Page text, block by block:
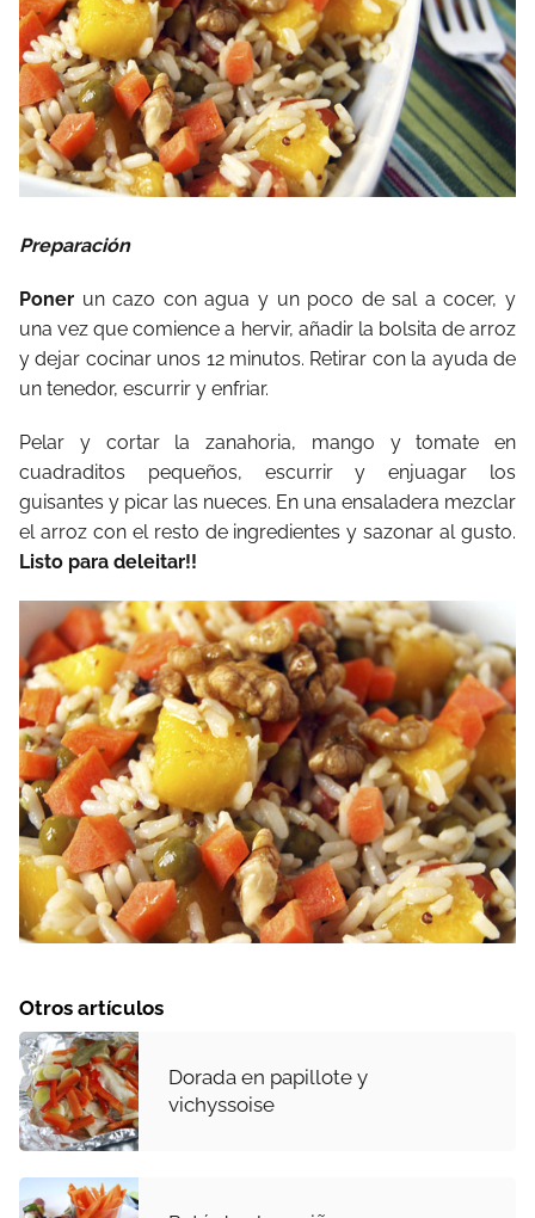
Preparación
Poner un cazo con agua y un poco de sal a cocer, y
una vez que comience a hervir, añadir la bolsita de arroz
y dejar cocinar unos 12 minutos. Retirar con la ayuda de
un tenedor, escurrir y enfriar.
Pelar y cortar la zanahoria, mango y tomate en
cuadraditos pequeños, escurrir y enjuagar los
guisantes y picar las nueces. En una ensaladera mezclar
el arroz con el resto de ingredientes y sazonar al gusto.
Listo para deleitar!!
Otros artículos
Dorada en papillote y
vichyssoise